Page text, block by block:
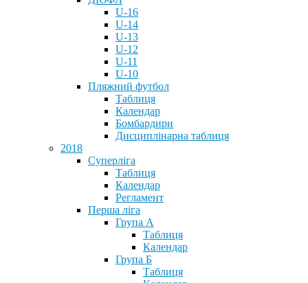
U-16
U-14
U-13
U-12
U-11
U-10
Пляжний футбол
Таблиця
Календар
Бомбардири
Дисциплінарна таблиця
2018
Суперліга
Таблиця
Календар
Регламент
Перша ліга
Група А
Таблиця
Календар
Група Б
Таблиця